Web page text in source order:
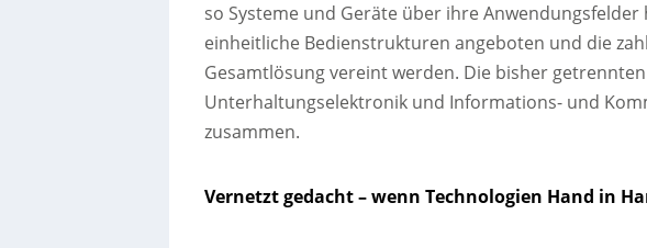
so Systeme und Geräte über ihre
einheitliche Bedienstrukturen angeboten und die
Gesamtlösung vereint werden. Die bisher
Unterhaltungselektronik und Informations- und
zusammen.
Vernetzt gedacht – wenn Technologien Hand in